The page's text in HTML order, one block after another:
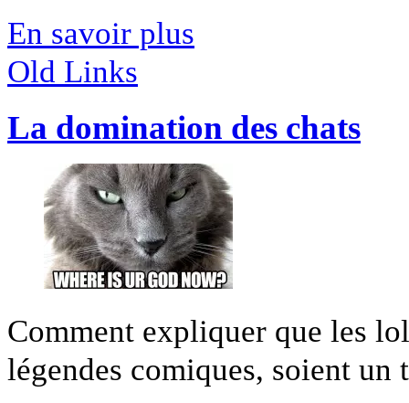
En savoir plus
Old Links
La domination des chats
Comment expliquer que les
légendes comiques, soient un